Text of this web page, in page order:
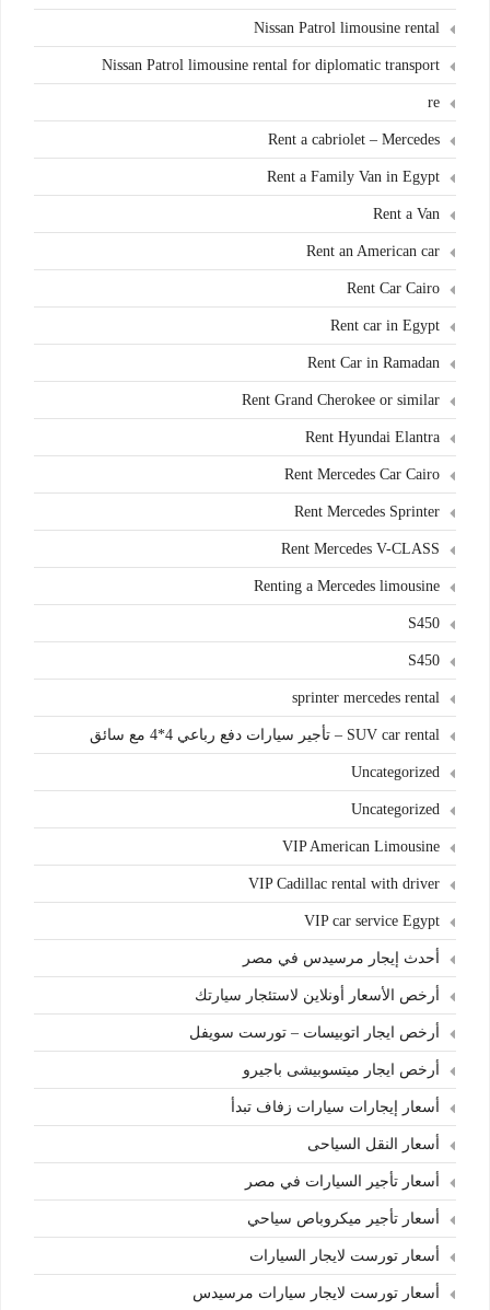
Nissan Patrol limousine rental
Nissan Patrol limousine rental for diplomatic transport
re
Rent a cabriolet – Mercedes
Rent a Family Van in Egypt
Rent a Van
Rent an American car
Rent Car Cairo
Rent car in Egypt
Rent Car in Ramadan
Rent Grand Cherokee or similar
Rent Hyundai Elantra
Rent Mercedes Car Cairo
Rent Mercedes Sprinter
Rent Mercedes V-CLASS
Renting a Mercedes limousine
S450
S450
sprinter mercedes rental
SUV car rental – تأجير سيارات دفع رباعي 4*4 مع سائق
Uncategorized
Uncategorized
VIP American Limousine
VIP Cadillac rental with driver
VIP car service Egypt
أحدث إيجار مرسيدس في مصر
أرخص الأسعار أونلاين لاستئجار سيارتك
أرخص ايجار اتوبيسات – تورست سويفل
أرخص ايجار ميتسوبيشى باجيرو
أسعار إيجارات سيارات زفاف تبدأ
أسعار النقل السياحى
أسعار تأجير السيارات في مصر
أسعار تأجير ميكروباص سياحي
أسعار تورست لايجار السيارات
أسعار تورست لايجار سيارات مرسيدس